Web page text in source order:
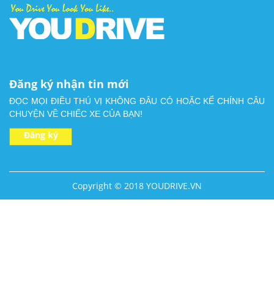
Đăng ký nhận tin mới
ĐỌC MỌI ĐIỀU THÚ VỊ KHÔNG ĐÂU CÓ HOẶC KỂ CHÍNH CÂU
Đăng ký
Copyright © 2018 YOUDRIVE.VN